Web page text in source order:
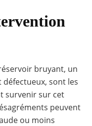
bruyant, un
sont les
survenir sur cet
peuvent
ou moins